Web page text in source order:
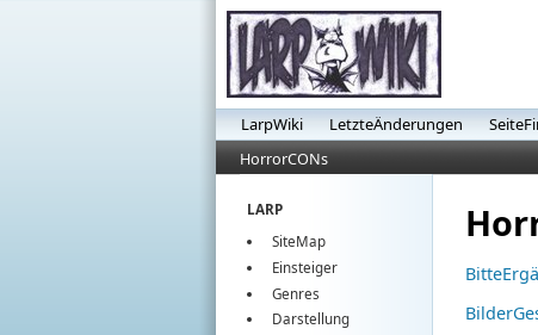
LarpWiki LetzteÄnderungen
HorrorCONs
LARP
SiteMap
Einsteiger
Genres
Darstellung